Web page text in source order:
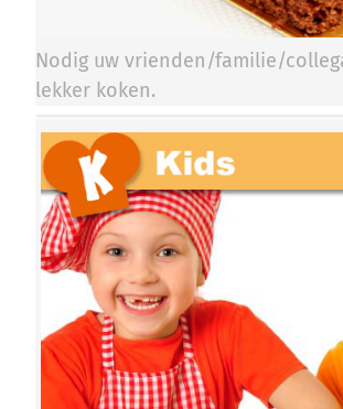
Nodig uw vrienden/familie/
lekker koken.